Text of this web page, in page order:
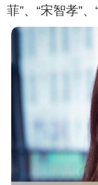
菲”、“宋智孝”、